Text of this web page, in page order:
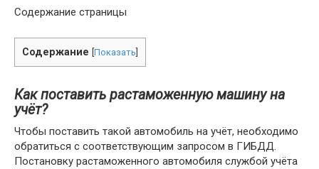
Содержание страницы
Содержание Показать
Как поставить растаможенную машину на
учёт?
Чтобы поставить такой автомобиль на учёт, необходимо
обратиться с соответствующим запросом в ГИБДД.
Постановку растаможенного автомобиля службой учёта